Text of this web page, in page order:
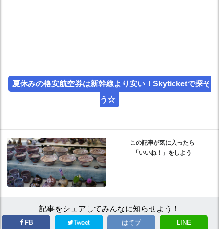
夏休みの格安航空券は新幹線より安い！Skyticketで探そ
う☆
この記事が気に入ったら
「いいね！」をしよう
記事をシェアしてみんなに知らせよう！
FB Tweet はてブ LINE